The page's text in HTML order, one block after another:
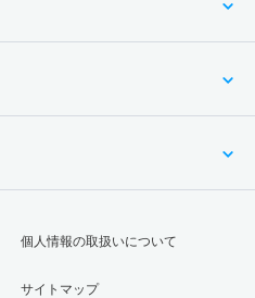
個人情報の取扱いについて
サイトマップ